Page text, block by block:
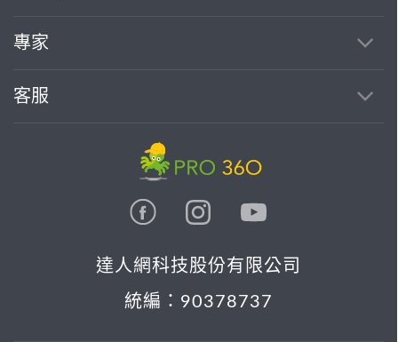
專家
客服
達人網科技股份有限公司
統編：90378737